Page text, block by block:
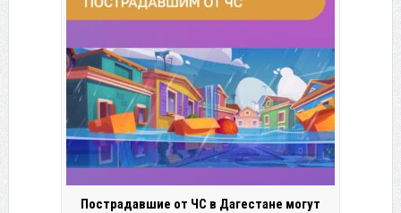
Пострадавшие от ЧС в Дагестане могут